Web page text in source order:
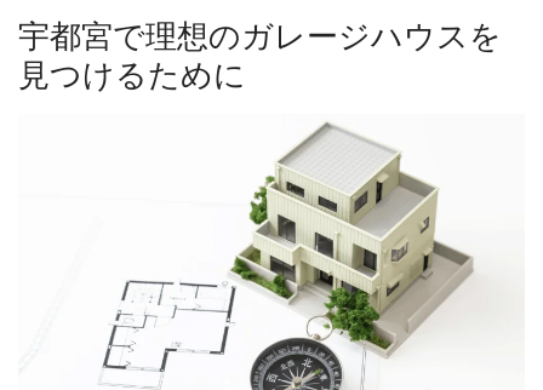
宇都宮で理想のガレージハウスを
見つけるために